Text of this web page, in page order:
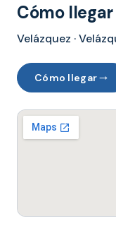
Cómo llegar
Velázquez ·
Cómo llegar→